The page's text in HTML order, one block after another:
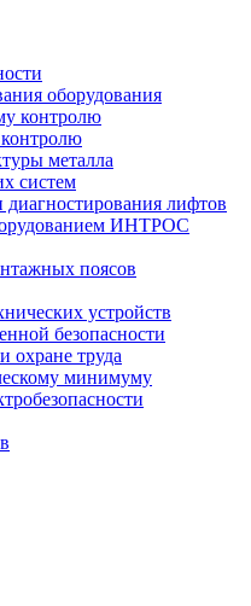
оборудования
контролю
металла
систем
диагностирования лифтов
ИНТРОС
поясов
устройств
безопасности
охране труда
минимуму